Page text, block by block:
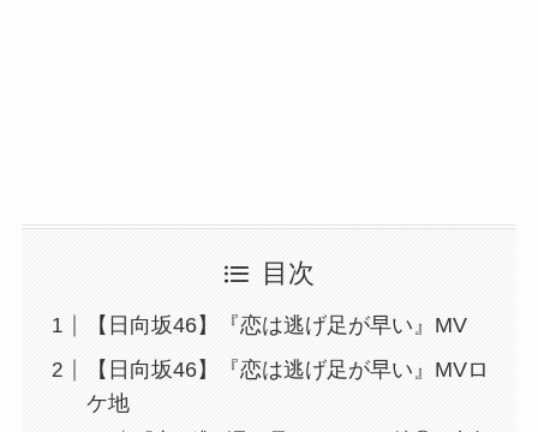
目次
【日向坂46】『恋は逃げ足が早い』MV
【日向坂46】『恋は逃げ足が早い』MVロ
ケ地